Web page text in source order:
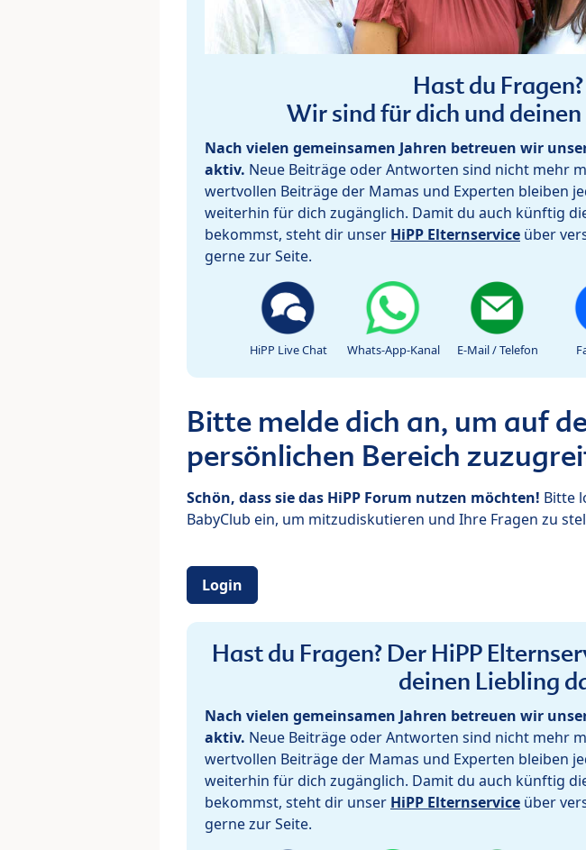
Hast du Fragen?
Wir sind für dich und
Nach vielen gemeinsamen Jahren betreuen wir
aktiv. Neue Beiträge oder Antworten sind nicht mehr
wertvollen Beiträge der Mamas und Experten bleiben
weiterhin für dich zugänglich. Damit du auch künftig
bekommst, steht dir unser HiPP Elternservice über
gerne zur Seite.
HiPP Live Chat Whats-App-Kanal E-Mail / Telefon
Bitte melde dich an, um auf
persönlichen Bereich
Schön, dass sie das HiPP Forum nutzen möchten! Bitte
BabyClub ein, um mitzudiskutieren und Ihre Fragen zu
Login
Hast du Fragen? Der HiPP
deinen Liebling
Nach vielen gemeinsamen Jahren betreuen wir
aktiv. Neue Beiträge oder Antworten sind nicht mehr
wertvollen Beiträge der Mamas und Experten bleiben
weiterhin für dich zugänglich. Damit du auch künftig
bekommst, steht dir unser HiPP Elternservice über
gerne zur Seite.